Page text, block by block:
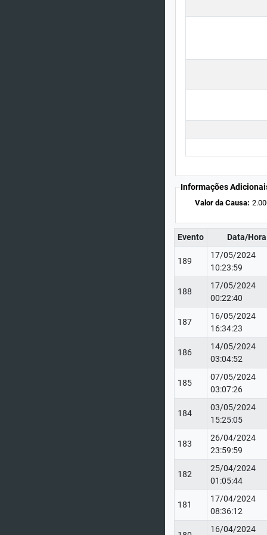
Informações
Valor da Causa:
Evento Data/Hora
189
17/05/2024
10:23:59
188
17/05/2024
00:22:40
187
16/05/2024
16:34:23
186
14/05/2024
03:04:52
185
07/05/2024
03:07:26
184
03/05/2024
15:25:05
183
26/04/2024
23:59:59
182
25/04/2024
01:05:44
181
17/04/2024
08:36:12
16/04/2024